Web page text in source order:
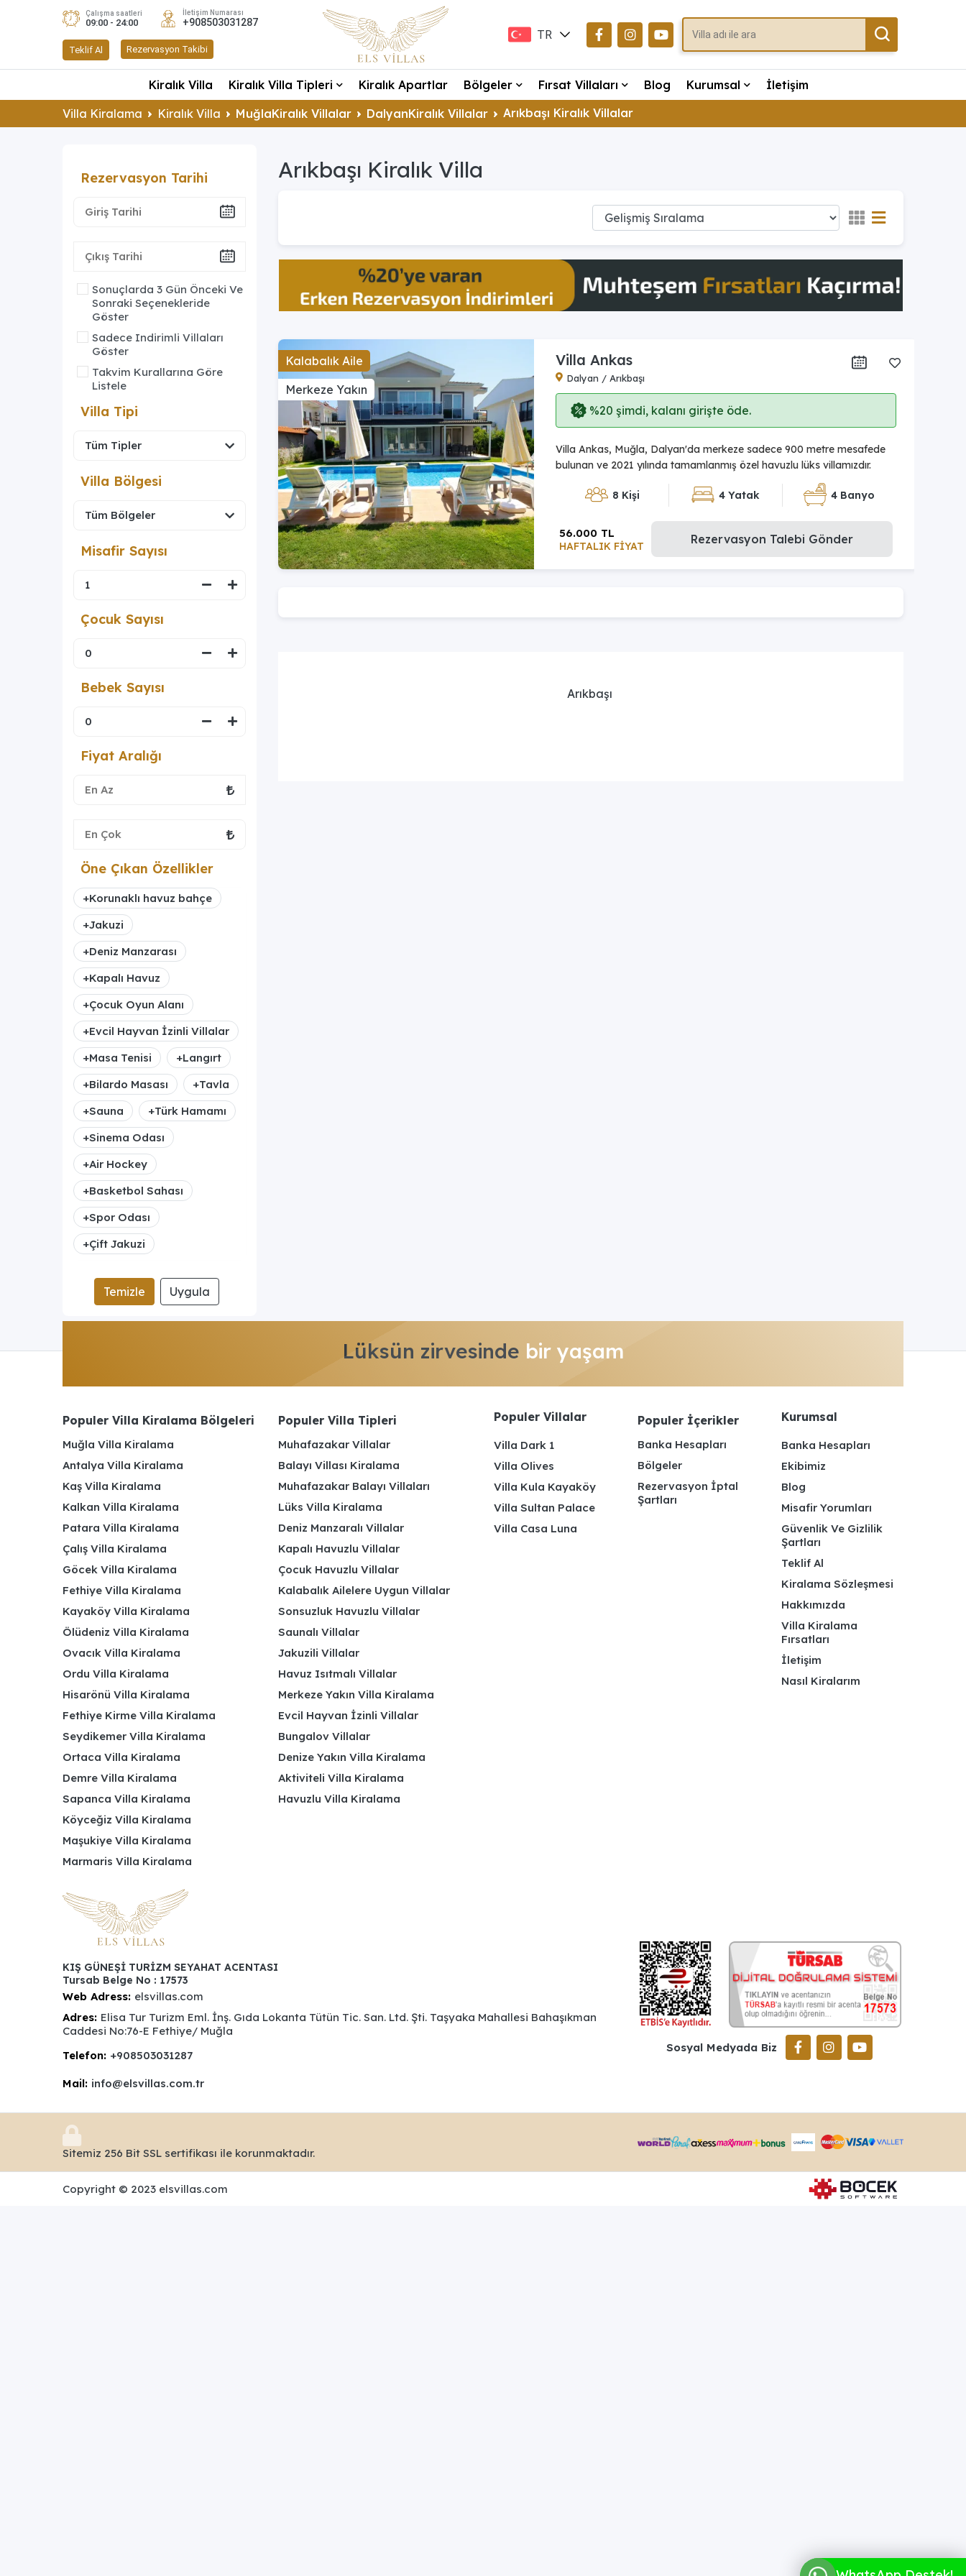
Çalışma saatleri
09:00 - 24:00
İletişim Numarası
+908503031287
Teklif Al Rezervasyon Takibi
TR
DE
Kiralık Villa Kiralık Villa Tipleri Kiralık Apartlar Bölgeler Fırsat Villaları Blog Kurumsal
İletişim
Villa Kiralama
Kiralık Villa MuğlaKiralık Villalar DalyanKiralık Villalar Arıkbaşı Kiralık Villalar
Rezervasyon Tarihi
Sonuçlarda 3 Gün Önceki Ve
Sonraki Seçenekleride
Göster
Sadece Indirimli Villaları
Göster
Takvim Kurallarına Göre
Listele
Villa Tipi
Villa Bölgesi
Misafir Sayısı
Çocuk Sayısı
Bebek Sayısı
Fiyat Aralığı
Öne Çıkan Özellikler
+Korunaklı havuz bahçe
+Jakuzi
+Deniz Manzarası
+Kapalı Havuz
+Çocuk Oyun Alanı
+Evcil Hayvan İzinli Villalar
+Masa Tenisi +Langırt
+Bilardo Masası +Tavla
+Sauna +Türk Hamamı
+Sinema Odası
+Air Hockey
+Basketbol Sahası
+Spor Odası
+Çift Jakuzi
Temizle Uygula
Arıkbaşı Kiralık Villa
Kalabalık Aile
Merkeze Yakın
Villa Ankas
Dalyan / Arıkbaşı
%20 şimdi, kalanı girişte öde.
Villa Ankas, Muğla, Dalyan'da merkeze sadece 900 metre mesafede
bulunan ve 2021 yılında tamamlanmış özel havuzlu lüks villamızdır.
8 Kişi 4 Yatak 4 Banyo
HAFTALIK FİYAT
56.000 TL Rezervasyon Talebi Gönder
Arıkbaşı
Lüksün zirvesinde bir yaşam
Populer Villa Kiralama Bölgeleri
Muğla Villa Kiralama
Antalya Villa Kiralama
Kaş Villa Kiralama
Kalkan Villa Kiralama
Patara Villa Kiralama
Çalış Villa Kiralama
Göcek Villa Kiralama
Fethiye Villa Kiralama
Kayaköy Villa Kiralama
Ölüdeniz Villa Kiralama
Ovacık Villa Kiralama
Ordu Villa Kiralama
Hisarönü Villa Kiralama
Fethiye Kirme Villa Kiralama
Seydikemer Villa Kiralama
Ortaca Villa Kiralama
Demre Villa Kiralama
Sapanca Villa Kiralama
Köyceğiz Villa Kiralama
Maşukiye Villa Kiralama
Marmaris Villa Kiralama
Populer Villa Tipleri
Muhafazakar Villalar
Balayı Villası Kiralama
Muhafazakar Balayı Villaları
Lüks Villa Kiralama
Deniz Manzaralı Villalar
Kapalı Havuzlu Villalar
Çocuk Havuzlu Villalar
Kalabalık Ailelere Uygun Villalar
Sonsuzluk Havuzlu Villalar
Saunalı Villalar
Jakuzili Villalar
Havuz Isıtmalı Villalar
Merkeze Yakın Villa Kiralama
Evcil Hayvan İzinli Villalar
Bungalov Villalar
Denize Yakın Villa Kiralama
Aktiviteli Villa Kiralama
Havuzlu Villa Kiralama
Populer Villalar
Villa Dark 1
Villa Olives
Villa Kula Kayaköy
Villa Sultan Palace
Villa Casa Luna
Populer İçerikler
Banka Hesapları
Bölgeler
Rezervasyon İptal
Şartları
Kurumsal
Banka Hesapları
Ekibimiz
Blog
Misafir Yorumları
Güvenlik Ve Gizlilik
Şartları
Teklif Al
Kiralama Sözleşmesi
Hakkımızda
Villa Kiralama
Fırsatları
İletişim
Nasıl Kiralarım
KIŞ GÜNEŞİ TURİZM SEYAHAT ACENTASI
Tursab Belge No : 17573
Web Adress: elsvillas.com
Adres: Elisa Tur Turizm Eml. İnş. Gıda Lokanta Tütün Tic. San. Ltd. Şti. Taşyaka Mahallesi Bahaşıkman
Caddesi No:76-E Fethiye/ Muğla
Telefon: +908503031287
Mail: info@elsvillas.com.tr
Sosyal Medyada Biz
Sitemiz 256 Bit SSL sertifikası ile korunmaktadır.
Copyright © 2023 elsvillas.com